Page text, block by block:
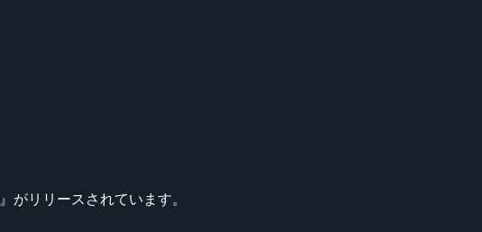
』がリリースされています。